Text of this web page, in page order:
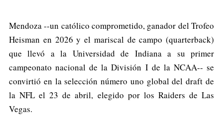
Mendoza --un católico comprometido, ganador del Trofeo
Heisman en 2026 y el mariscal de campo (quarterback)
que llevó a la Universidad de Indiana a su primer
campeonato nacional de la División I de la NCAA-- se
convirtió en la selección número uno global del draft de
la NFL el 23 de abril, elegido por los Raiders de Las
Vegas.